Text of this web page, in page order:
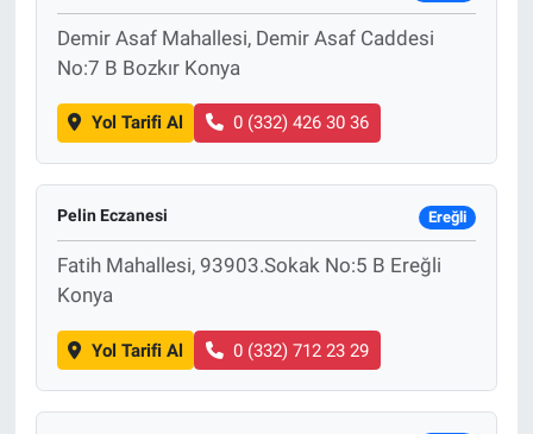
Demir Asaf Mahallesi, Demir Asaf Caddesi
No:7 B Bozkır Konya
Yol Tarifi Al 0 (332) 426 30 36
Pelin Eczanesi Ereğli
Fatih Mahallesi, 93903.Sokak No:5 B Ereğli
Konya
Yol Tarifi Al 0 (332) 712 23 29